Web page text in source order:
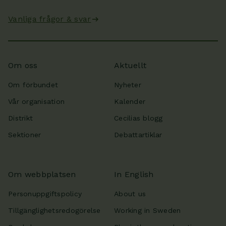
Vanliga frågor & svar
Om oss
Om förbundet
Vår organisation
Distrikt
Sektioner
Aktuellt
Nyheter
Kalender
Cecilias blogg
Debattartiklar
Om webbplatsen
Personuppgiftspolicy
Tillgänglighetsredogörelse
In English
About us
Working in Sweden